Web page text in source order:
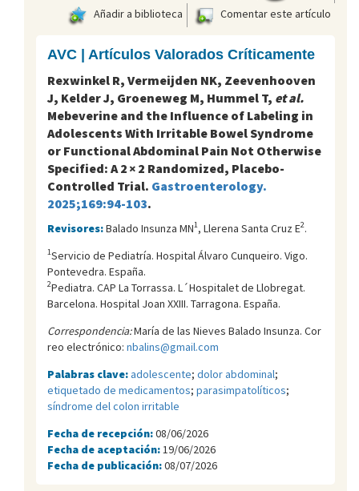
Añadir a biblioteca
Comentar este artículo
AVC | Artículos Valorados Críticamente
Rexwinkel R, Vermeijden NK, Zeevenhooven
J, Kelder J, Groeneweg M, Hummel T, et al.
Mebeverine and the Influence of Labeling in
Adolescents With Irritable Bowel Syndrome
or Functional Abdominal Pain Not Otherwise
Specified: A 2 × 2 Randomized, Placebo-
Controlled Trial. Gastroenterology.
2025;169:94-103.
Revisores:Balado Insunza MN1, Llerena Santa Cruz E2.
1Servicio de Pediatría. Hospital Álvaro Cunqueiro. Vigo.
Pontevedra. España.
2Pediatra. CAP La Torrassa. L´Hospitalet de Llobregat.
Barcelona. Hospital Joan XXIII. Tarragona. España.
Correspondencia:María de las Nieves Balado Insunza. Cor
reo electrónico: nbalins@gmail.com
Palabras clave:adolescente; dolor abdominal;
etiquetado de medicamentos; parasimpatolíticos;
síndrome del colon irritable
Fecha de recepción:08/06/2026
Fecha de aceptación: 19/06/2026
Fecha de publicación:08/07/2026